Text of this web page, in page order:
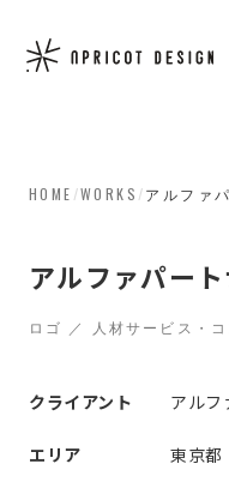
HOME /WORKS /アルファ
アルファパー
ロゴ ／ 人材サービス・
クライアント アルフ
エリア 東京都